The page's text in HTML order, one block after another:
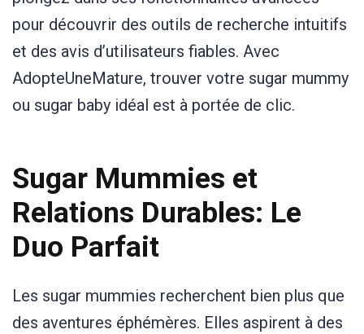
pour découvrir des outils de recherche intuitifs
et des avis d’utilisateurs fiables. Avec
AdopteUneMature, trouver votre sugar mummy
ou sugar baby idéal est à portée de clic.
Sugar Mummies et
Relations Durables: Le
Duo Parfait
Les sugar mummies recherchent bien plus que
des aventures éphémères. Elles aspirent à des